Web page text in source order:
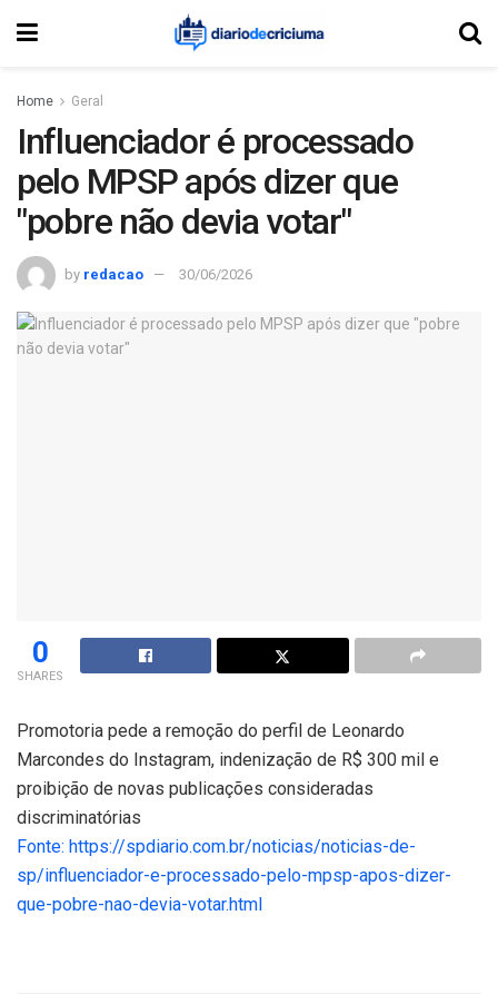
Home Geral
Influenciador é processado
pelo MPSP após dizer que
"pobre não devia votar"
by redacao 30/06/2026
0
SHARES
Promotoria pede a remoção do perfil de Leonardo
Marcondes do Instagram, indenização de R$ 300 mil e
proibição de novas publicações consideradas
discriminatórias
Fonte: https://spdiario.com.br/noticias/noticias-de-
sp/influenciador-e-processado-pelo-mpsp-apos-dizer-
que-pobre-nao-devia-votar.html